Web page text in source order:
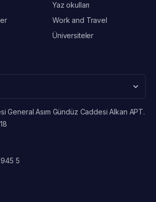
Yaz okulları
Work and Travel
Üniversiteler
General Asım Gündüz Caddesi Alkan APT.
5